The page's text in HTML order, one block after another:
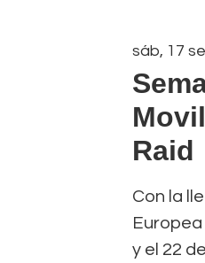
sáb, 17
Raid
Con la
y el 22